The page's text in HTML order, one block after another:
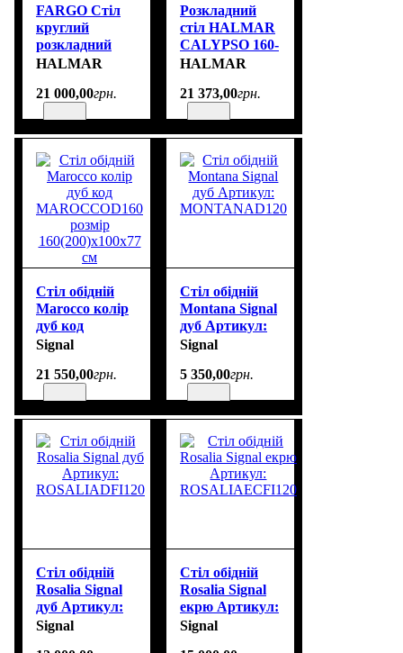
FARGO Стіл
круглий
розкладний
halmar колір
120-210/120/77
HALMAR
21 000,00грн.
Розкладний
стіл HALMAR
CALYPSO 160-
200/100/77 cm
HALMAR
21 373,00грн.
Cтіл обідній
Marocco колір
дуб код
MAROCCOD160
160(200)х100х77
Signal
21 550,00грн.
Стіл обідній
Montana Signal
дуб Артикул:
MONTANAD120
Signal
5 350,00грн.
Стіл обідній
Rosalia Signal
дуб Артикул:
ROSALIADFI120
Signal
Стіл обідній
Rosalia Signal
екрю Артикул:
ROSALIAECFI120
Signal